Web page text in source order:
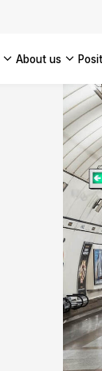
about us